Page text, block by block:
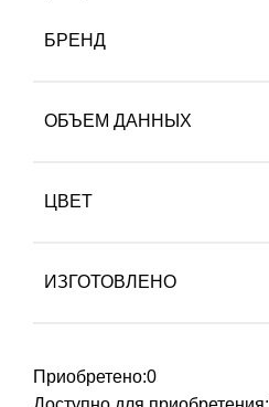
БРЕНД
ОБЪЕМ ДАННЫХ
ЦВЕТ
ИЗГОТОВЛЕНО
Приобретено:0